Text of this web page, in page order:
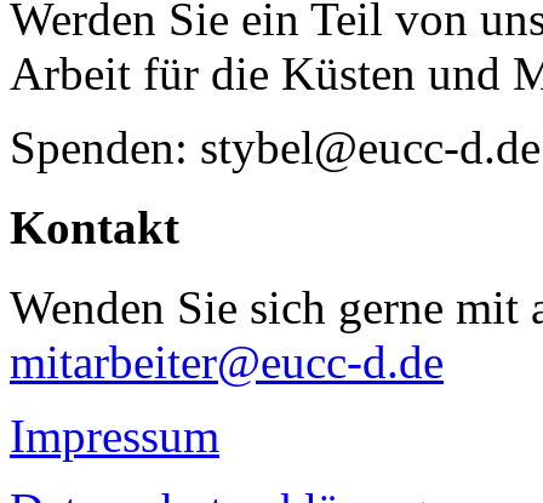
Werden Sie ein Teil von
Arbeit für die Küsten und
Spenden: stybel@eucc-d.de
Kontakt
Wenden Sie sich gerne mit
mitarbeiter@eucc-d.de
Impressum